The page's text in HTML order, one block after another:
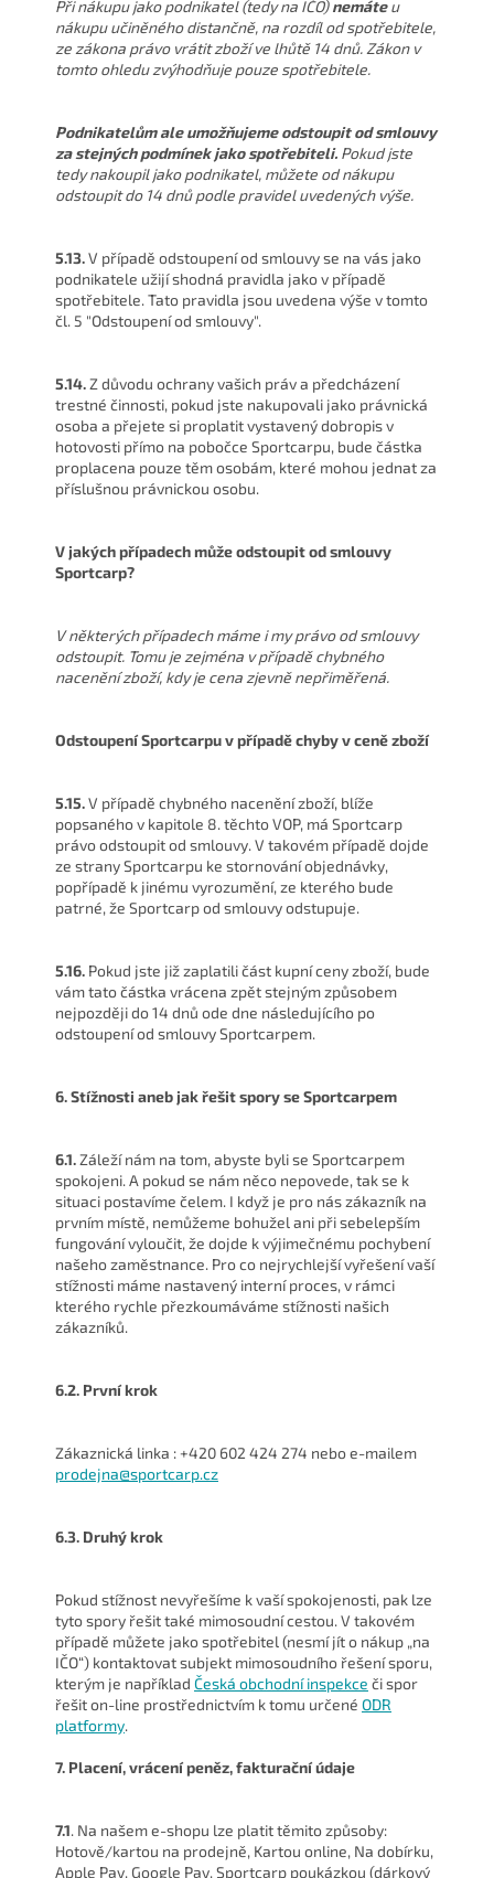
Při nákupu jako podnikatel (tedy na IČO)nemáteu
nákupu učiněného distančně, na rozdíl od spotřebitele,
ze zákona právo vrátit zboží ve lhůtě 14 dnů. Zákon v
tomto ohledu zvýhodňuje pouze spotřebitele.
Podnikatelům ale umožňujeme odstoupit od smlouvy
za stejných podmínek jako spotřebiteli. Pokud jste
tedy nakoupil jako podnikatel, můžete od nákupu
odstoupit do 14 dnů podle pravidel uvedených výše.
5.13.V případě odstoupení od smlouvy se na vás jako
podnikatele užijí shodná pravidla jako v případě
spotřebitele. Tato pravidla jsou uvedena výše v tomto
čl. 5 "Odstoupení od smlouvy".
5.14.Z důvodu ochrany vašich práv a předcházení
trestné činnosti, pokud jste nakupovali jako právnická
osoba a přejete si proplatit vystavený dobropis v
hotovosti přímo na pobočce Sportcarpu, bude částka
proplacena pouze těm osobám, které mohou jednat za
příslušnou právnickou osobu.
V jakých případech může odstoupit od smlouvy
Sportcarp?
V některých případech máme i my právo od smlouvy
odstoupit. Tomu je zejména v případě chybného
nacenění zboží, kdy je cena zjevně nepřiměřená.
Odstoupení Sportcarpu v případě chyby v ceně zboží
5.15.V případě chybného nacenění zboží, blíže
popsaného v kapitole 8. těchto VOP, má Sportcarp
právo odstoupit od smlouvy. V takovém případě dojde
ze strany Sportcarpu ke stornování objednávky,
popřípadě k jinému vyrozumění, ze kterého bude
patrné, že Sportcarp od smlouvy odstupuje.
5.16. Pokud jste již zaplatili část kupní ceny zboží, bude
vám tato částka vrácena zpět stejným způsobem
nejpozději do 14 dnů ode dne následujícího po
odstoupení od smlouvy Sportcarpem.
6. Stížnosti aneb jak řešit spory se Sportcarpem
6.1.Záleží nám na tom, abyste byli se Sportcarpem
spokojeni. A pokud se nám něco nepovede, tak se k
situaci postavíme čelem. I když je pro nás zákazník na
prvním místě, nemůžeme bohužel ani při sebelepším
fungování vyloučit, že dojde k výjimečnému pochybení
našeho zaměstnance. Pro co nejrychlejší vyřešení vaší
stížnosti máme nastavený interní proces, v rámci
kterého rychle přezkoumáváme stížnosti našich
zákazníků.
6.2. První krok
Zákaznická linka : +420 602 424 274 nebo e-mailem
prodejna@sportcarp.cz
6.3. Druhý krok
Pokud stížnost nevyřešíme k vaší spokojenosti, pak lze
tyto spory řešit také mimosoudní cestou. V takovém
případě můžete jako spotřebitel (nesmí jít o nákup „na
IČO“) kontaktovat subjekt mimosoudního řešení sporu,
kterým je například Česká obchodní inspekce či spor
řešit on-line prostřednictvím k tomu určené ODR
platformy.
7. Placení, vrácení peněz, fakturační údaje
7.1. Na našem e-shopu lze platit těmito způsoby:
Hotově/kartou na prodejně, Kartou online, Na dobírku,
Apple Pay, Google Pay, Sportcarp poukázkou (dárkový